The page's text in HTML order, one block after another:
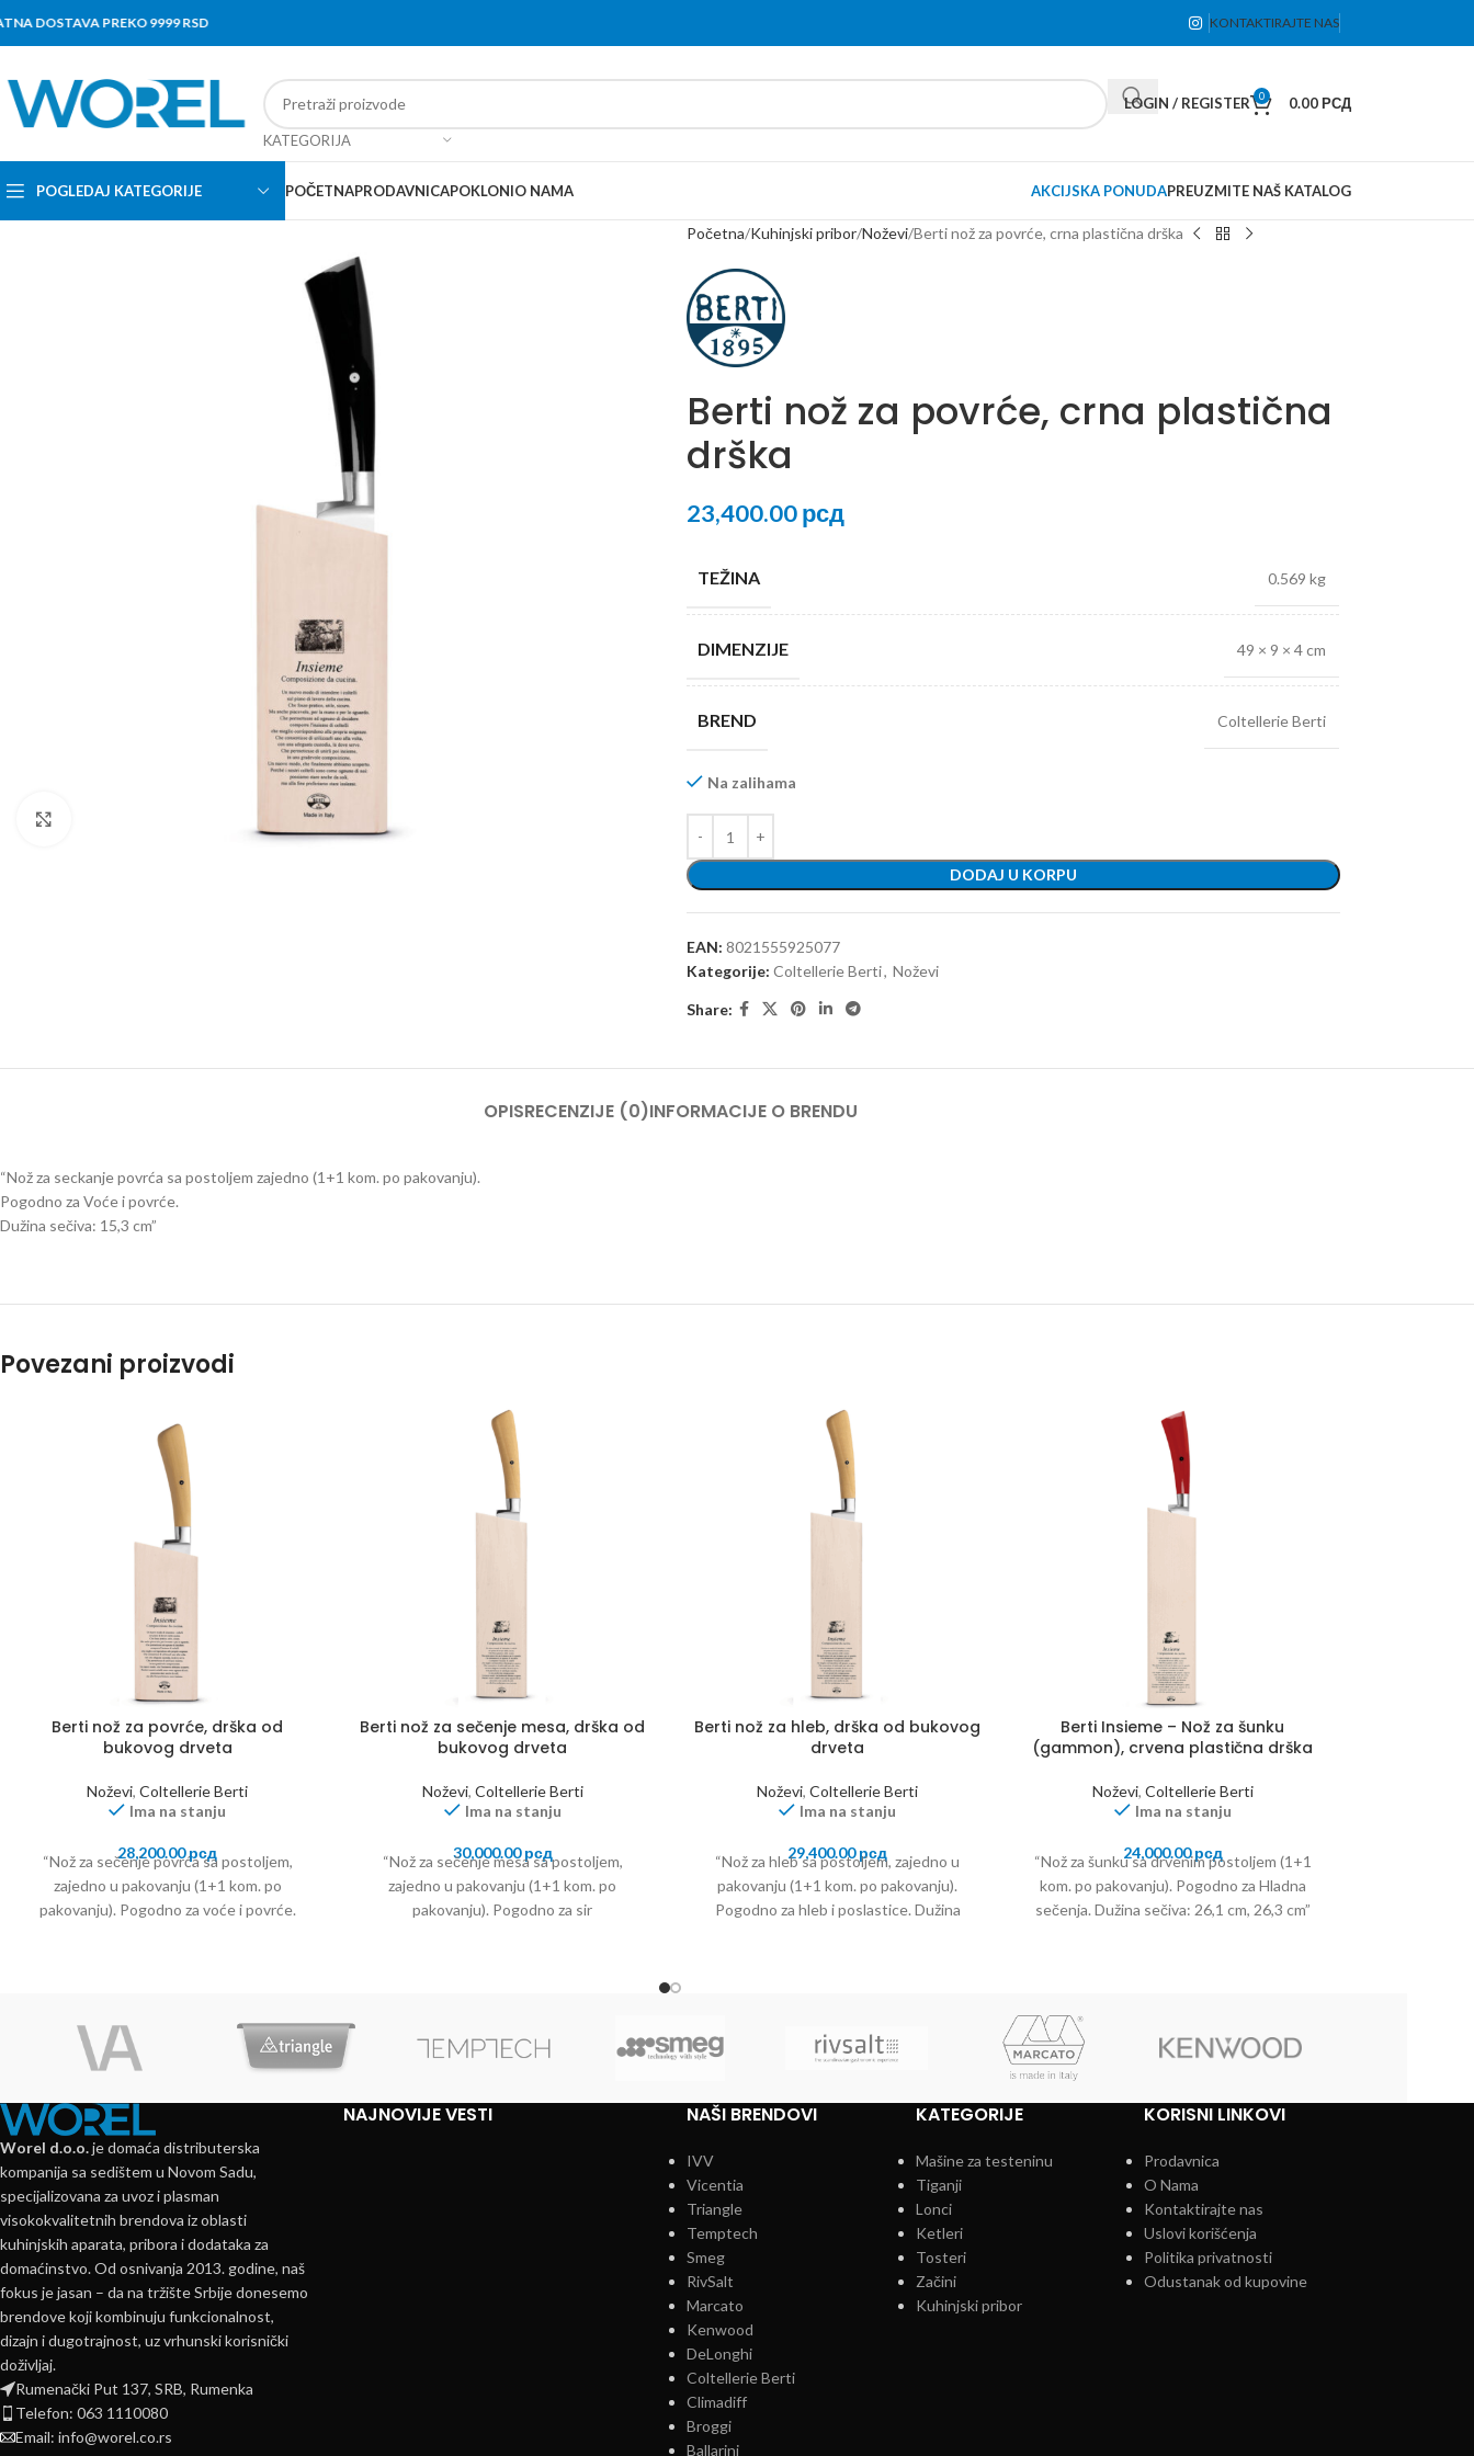
DOSTAVA PREKO 9999 RSD KONTAKTIRAJTE NAS
KATEGORIJA
LOGIN / REGISTER 0 0.00РСД
POGLEDAJ KATEGORIJE POČETNAPRODAVNICAPOKLONIO NAMA AKCIJSKA PONUDAPREUZMITE NAŠ KATALOG
Početna Kuhinjski pribor Noževi Berti nož za povrće, crna plastična drška
Berti nož za povrće, crna plastična
drška
23,400.00рсд
TEŽINA 0.569 kg
DIMENZIJE 49 × 9 × 4 cm
BREND Coltellerie Berti
Na zalihama
DODAJ U KORPU
EAN: 8021555925077
Kategorije: Coltellerie Berti, Noževi
Share:
OPISRECENZIJE (0)INFORMACIJE O BRENDU
“Nož za seckanje povrća sa postoljem zajedno (1+1 kom. po pakovanju).
Pogodno za Voće i povrće.
Dužina sečiva: 15,3 cm”
Povezani proizvodi
Berti nož za povrće, drška od
bukovog drveta
Noževi,Coltellerie Berti
Ima na stanju
28,200.00рсд
“Nož za sečenje povrća sa postoljem,
zajedno u pakovanju (1+1 kom. po
pakovanju). Pogodno za voće i povrće.
Berti nož za sečenje mesa, drška od
bukovog drveta
Noževi, Coltellerie Berti
Ima na stanju
30,000.00рсд
“Nož za sečenje mesa sa postoljem,
zajedno u pakovanju (1+1 kom. po
pakovanju). Pogodno za sir
Berti nož za hleb, drška od bukovog
drveta
Noževi,Coltellerie Berti
Ima na stanju
29,400.00рсд
“Nož za hleb sa postoljem, zajedno u
pakovanju (1+1 kom. po pakovanju).
Pogodno za hleb i poslastice. Dužina
Berti Insieme – Nož za šunku
(gammon), crvena plastična drška
Noževi, Coltellerie Berti
Ima na stanju
24,000.00рсд
“Nož za šunku sa drvenim postoljem (1+1
kom. po pakovanju). Pogodno za Hladna
sečenja. Dužina sečiva: 26,1 cm, 26,3 cm”
Worel d.o.o.je domaća distributerska
kompanija sa sedištem u Novom Sadu,
specijalizovana za uvoz i plasman
visokokvalitetnih brendova iz oblasti
kuhinjskih aparata, pribora i dodataka za
domaćinstvo. Od osnivanja 2013. godine, naš
fokus je jasan – da na tržište Srbije donesemo
brendove koji kombinuju funkcionalnost,
dizajn i dugotrajnost, uz vrhunski korisnički
doživljaj.
Rumenački Put 137, SRB, Rumenka
Telefon: 063 1110080
Email: info@worel.co.rs
NAJNOVIJE VESTI NAŠI BRENDOVI
IVV
Vicentia
Triangle
Temptech
Smeg
RivSalt
Marcato
Kenwood
DeLonghi
Coltellerie Berti
Climadiff
Broggi
Ballarini
KATEGORIJE
Mašine za testeninu
Tiganji
Lonci
Ketleri
Tosteri
Začini
Kuhinjski pribor
KORISNI LINKOVI
Prodavnica
O Nama
Kontaktirajte nas
Uslovi korišćenja
Politika privatnosti
Odustanak od kupovine